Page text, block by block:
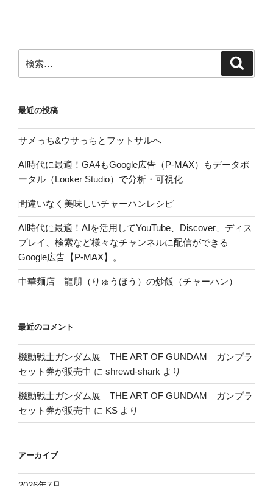
索:
最近の投稿
サメっち&ウサっちとフットサルへ
AI時代に最適！GA4もGoogle広告（P-MAX）もデータポ
ータル（Looker Studio）で分析・可視化
間違いなく美味しいチャーハンレシピ
AI時代に最適！AIを活用してYouTube、Discover、ディス
プレイ、検索など様々なチャンネルに配信ができる
Google広告【P-MAX】。
中華麺店 龍朋（りゅうほう）の炒飯（チャーハン）
最近のコメント
機動戦士ガンダム展 THE ART OF GUNDAM ガンプラ
セット券が販売中 に shrewd-shark より
機動戦士ガンダム展 THE ART OF GUNDAM ガンプラ
セット券が販売中 に KS より
アーカイブ